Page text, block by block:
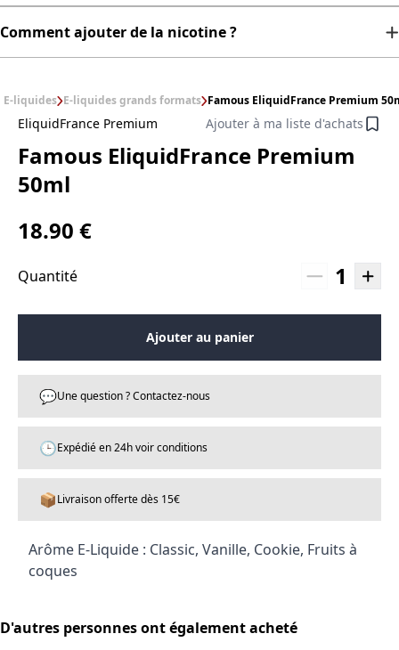
Comment ajouter de la nicotine ?
E-liquides E-liquides grands formats Famous EliquidFrance Premium
EliquidFrance Premium Ajouter à ma liste d'achats
Famous EliquidFrance Premium
50ml
18.90 €
Quantité 1
Ajouter au panier
💬Une question ? Contactez-nous
🕒Expédié en 24h voir conditions
📦Livraison offerte dès 15€
Arôme E-Liquide : Classic, Vanille, Cookie, Fruits à
coques
D'autres personnes ont également acheté